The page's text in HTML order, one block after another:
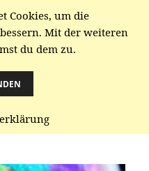
Cookies, um die
Mit der weiteren
du dem zu.